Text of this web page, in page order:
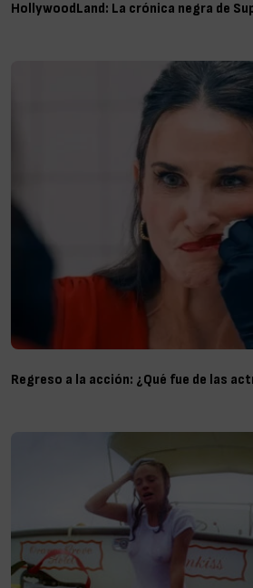
HollywoodLand: La crónica negra de
Regreso a la acción: ¿Qué fue de las